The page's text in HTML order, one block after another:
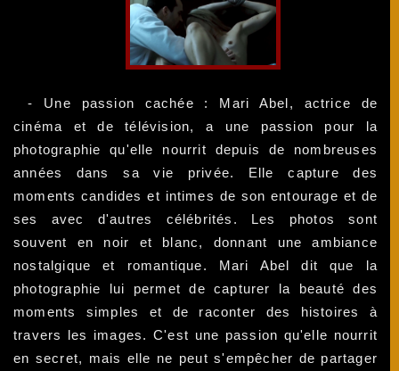
- Une passion cachée : Mari Abel, actrice de
cinéma et de télévision, a une passion pour la
photographie qu'elle nourrit depuis de nombreuses
années dans sa vie privée. Elle capture des
moments candides et intimes de son entourage et de
ses avec d'autres célébrités. Les photos sont
souvent en noir et blanc, donnant une ambiance
nostalgique et romantique. Mari Abel dit que la
photographie lui permet de capturer la beauté des
moments simples et de raconter des histoires à
travers les images. C'est une passion qu'elle nourrit
en secret, mais elle ne peut s'empêcher de partager